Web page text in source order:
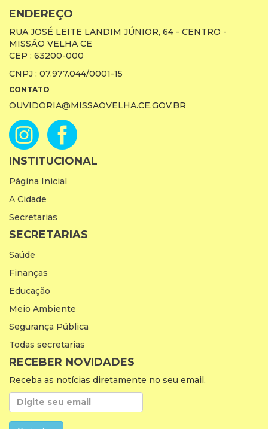
ENDEREÇO
RUA JOSÉ LEITE LANDIM JÚNIOR, 64 - CENTRO -
MISSÃO VELHA CE
CEP : 63200-000
CNPJ : 07.977.044/0001-15
CONTATO
OUVIDORIA@MISSAOVELHA.CE.GOV.BR
INSTITUCIONAL
Página Inicial
A Cidade
Secretarias
SECRETARIAS
Saúde
Finanças
Educação
Meio Ambiente
Segurança Pública
Todas secretarias
RECEBER NOVIDADES
Receba as notícias diretamente no seu email.